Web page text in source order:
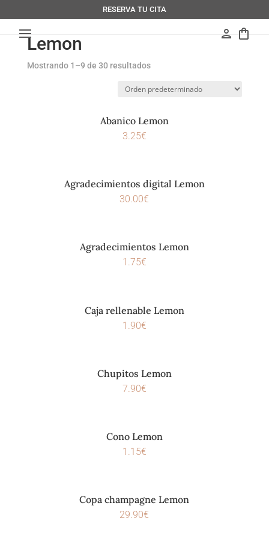
RESERVA TU CITA
person shopping_bag
Lemon
Mostrando 1–9 de 30 resultados
Abanico Lemon
3.25€
Agradecimientos digital Lemon
30.00€
Agradecimientos Lemon
1.75€
Caja rellenable Lemon
1.90€
Chupitos Lemon
7.90€
Cono Lemon
1.15€
Copa champagne Lemon
29.90€